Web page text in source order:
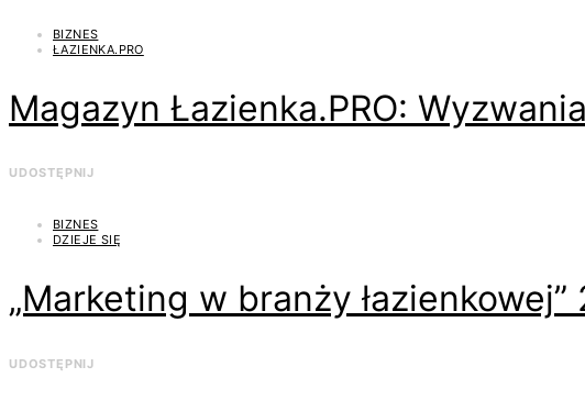
BIZNES
ŁAZIENKA.PRO
Magazyn Łazienka.PRO:
UDOSTĘPNIJ
BIZNES
DZIEJE SIĘ
„Marketing w branży
UDOSTĘPNIJ